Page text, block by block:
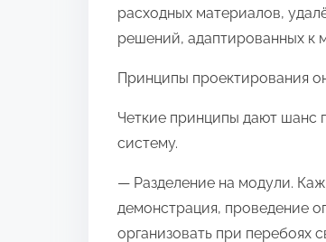
ь
расходных материалов,
решений, адаптированных к
Принципы проектирования
Четкие принципы дают шанс
систему.
— Разделение на модули.
демонстрация, проведение
организовать при перебоях